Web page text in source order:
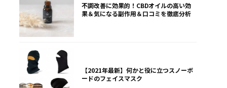
不調改善に効果的！CBDオイルの高い効
果＆気になる副作用＆口コミを徹底分析
【2021年最新】何かと役に立つスノーボ
ードのフェイスマスク